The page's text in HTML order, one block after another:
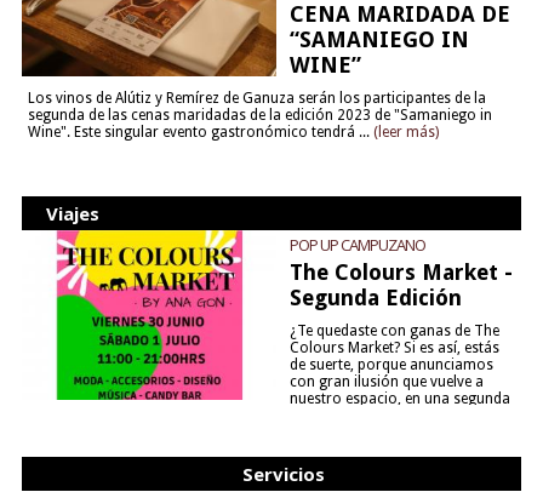
CENA MARIDADA DE
“SAMANIEGO IN
WINE”
Los vinos de Alútiz y Remírez de Ganuza serán los participantes de la
segunda de las cenas maridadas de la edición 2023 de "Samaniego in
Wine". Este singular evento gastronómico tendrá ... (leer más)
Viajes
POP UP CAMPUZANO
The Colours Market -
Segunda Edición
¿Te quedaste con ganas de The
Colours Market? Si es así, estás
de suerte, porque anunciamos
con gran ilusión que vuelve a
nuestro espacio, en una segunda
Servicios